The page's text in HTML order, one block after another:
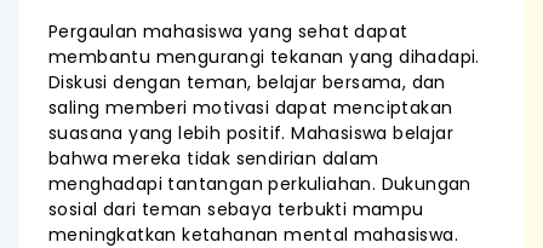
Pergaulan mahasiswa yang sehat dapat
membantu mengurangi tekanan yang dihadapi.
Diskusi dengan teman, belajar bersama, dan
saling memberi motivasi dapat menciptakan
suasana yang lebih positif. Mahasiswa belajar
bahwa mereka tidak sendirian dalam
menghadapi tantangan perkuliahan. Dukungan
sosial dari teman sebaya terbukti mampu
meningkatkan ketahanan mental mahasiswa.